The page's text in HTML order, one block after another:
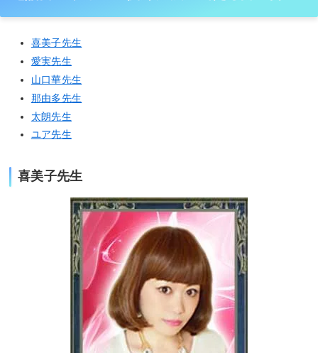
喜美子先生
愛実先生
山口華先生
那由多先生
太朗先生
ユア先生
喜美子先生